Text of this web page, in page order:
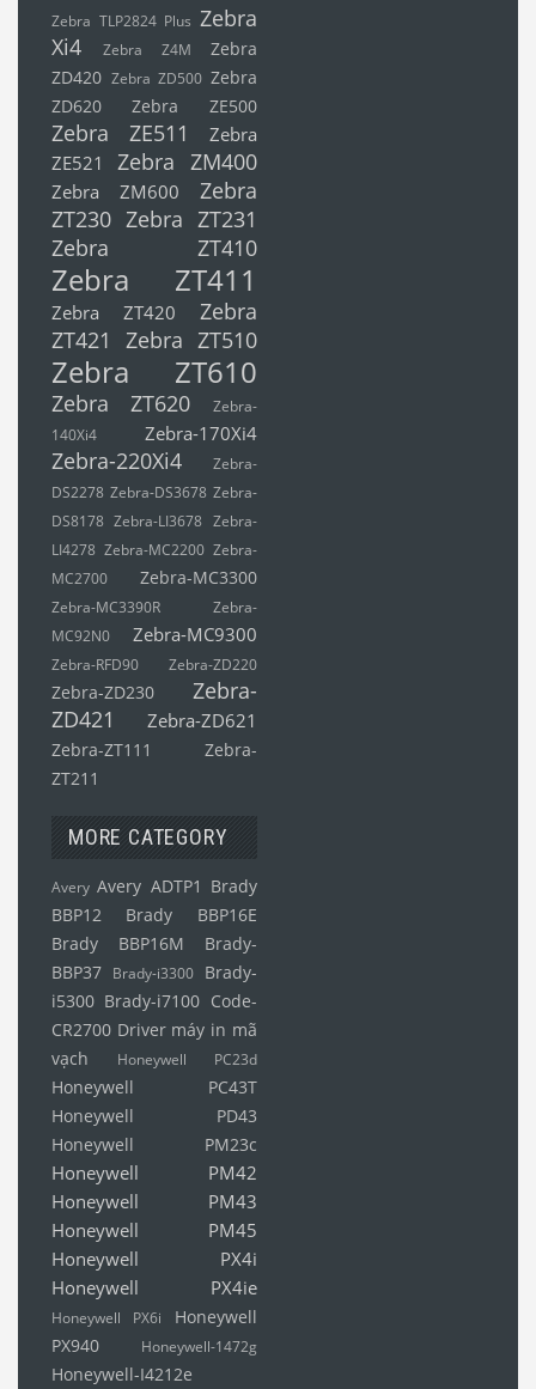
Zebra TLP2824 Plus Zebra
Xi4
Zebra Z4M
Zebra
ZD420 Zebra ZD500 Zebra
ZD620
Zebra ZE500
Zebra ZE511
Zebra
ZE521
Zebra ZM400
Zebra ZM600
Zebra
ZT230 Zebra ZT231
Zebra ZT410
Zebra ZT411
Zebra ZT420
Zebra
ZT421
Zebra ZT510
Zebra ZT610
Zebra ZT620
Zebra-
140Xi4
Zebra-170Xi4
Zebra-220Xi4
Zebra-
DS2278 Zebra-DS3678 Zebra-
DS8178 Zebra-LI3678 Zebra-
LI4278 Zebra-MC2200 Zebra-
MC2700
Zebra-MC3300
Zebra-MC3390R
Zebra-
MC92N0
Zebra-MC9300
Zebra-RFD90 Zebra-ZD220
Zebra-ZD230
Zebra-
ZD421
Zebra-ZD621
Zebra-ZT111
Zebra-
ZT211
MORE CATEGORY
Avery Avery ADTP1
Brady
BBP12
Brady BBP16E
Brady BBP16M
Brady-
BBP37 Brady-i3300 Brady-
i5300 Brady-i7100 Code-
CR2700 Driver máy in mã
vạch
Honeywell PC23d
Honeywell PC43T
Honeywell PD43
Honeywell PM23c
Honeywell PM42
Honeywell PM43
Honeywell PM45
Honeywell PX4i
Honeywell PX4ie
Honeywell PX6i
Honeywell
PX940
Honeywell-1472g
Honeywell-I4212e